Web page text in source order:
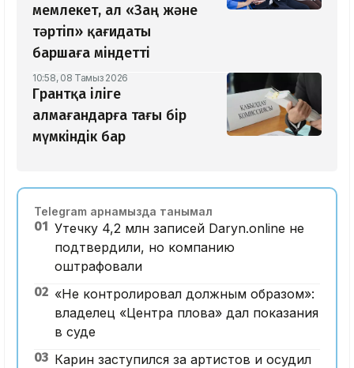
мемлекет, ал «Заң және
тәртіп» қағидаты
баршаға міндетті
10:58, 08 Тамыз 2026
Грантқа іліге
алмағандарға тағы бір
мүмкіндік бар
Telegram арнамызда танымал
01 Утечку 4,2 млн записей Daryn.online не
подтвердили, но компанию
оштрафовали
02 «Не контролировал должным образом»:
владелец «Центра плова» дал показания
в суде
03 Карин заступился за артистов и осудил